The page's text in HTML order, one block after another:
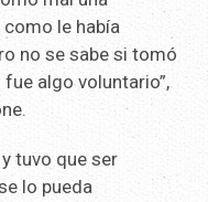
le había
no se sabe si tomó
algo voluntario”,
tuvo que ser
lo pueda